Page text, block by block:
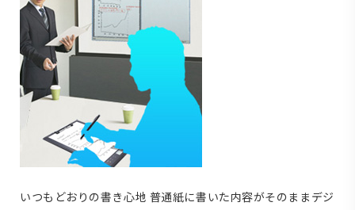
いつもどおりの書き心地 普通紙に書いた内容がそのままデジ